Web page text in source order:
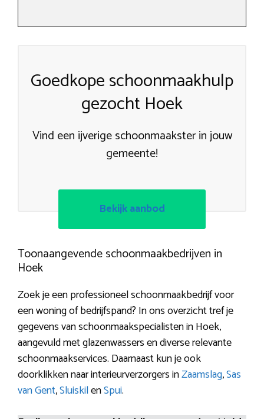
Goedkope schoonmaakhulp
gezocht Hoek
Vind een ijverige schoonmaakster in jouw
gemeente!
Bekijk aanbod
Toonaangevende schoonmaakbedrijven in
Hoek
Zoek je een professioneel schoonmaakbedrijf voor
een woning of bedrijfspand? In ons overzicht tref je
gegevens van schoonmaakspecialisten in Hoek,
aangevuld met glazenwassers en diverse relevante
schoonmaakservices. Daarnaast kun je ook
doorklikken naar interieurverzorgers inZaamslag,Sas
van Gent,SluiskilenSpui.